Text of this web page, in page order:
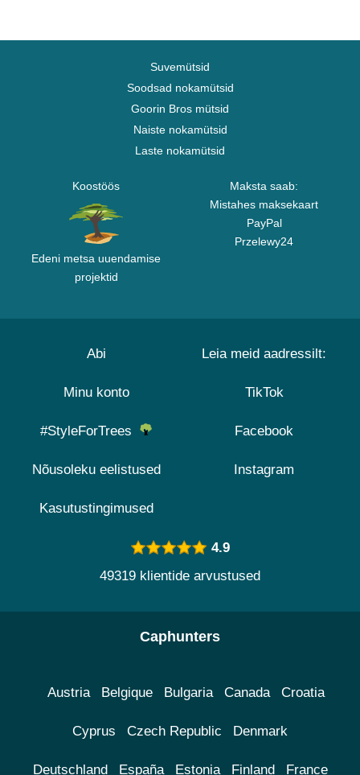
Suvemütsid
Soodsad nokamütsid
Goorin Bros mütsid
Naiste nokamütsid
Laste nokamütsid
Koostöös
Edeni metsa uuendamise
projektid
Maksta saab:
Mistahes maksekaart
PayPal
Przelewy24
Abi
Minu konto
#StyleForTrees
Nõusoleku eelistused
Kasutustingimused
Leia meid aadressilt:
TikTok
Facebook
Instagram
4.9
49319 klientide arvustused
Caphunters
Austria Belgique Bulgaria Canada Croatia
Cyprus Czech Republic Denmark
Deutschland España Estonia Finland France